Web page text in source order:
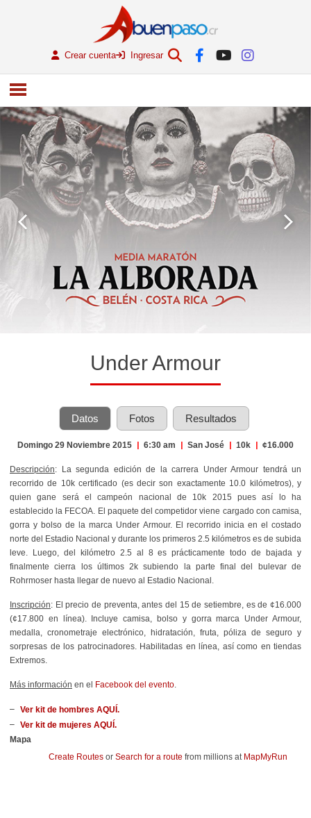
Crear cuenta Ingresar
Under Armour
Datos Fotos Resultados
Domingo 29 Noviembre 2015 | 6:30 am | San José | 10k | ¢16.000
Descripción: La segunda edición de la carrera Under Armour tendrá un
recorrido de 10k certificado (es decir son exactamente 10.0 kilómetros), y
quien gane será el campeón nacional de 10k 2015 pues así lo ha
establecido la FECOA. El paquete del competidor viene cargado con camisa,
gorra y bolso de la marca Under Armour. El recorrido inicia en el costado
norte del Estadio Nacional y durante los primeros 2.5 kilómetros es de subida
leve. Luego, del kilómetro 2.5 al 8 es prácticamente todo de bajada y
finalmente cierra los últimos 2k subiendo la parte final del bulevar de
Rohrmoser hasta llegar de nuevo al Estadio Nacional.
Inscripción: El precio de preventa, antes del 15 de setiembre, es de ¢16.000
(¢17.800 en línea). Incluye camisa, bolso y gorra marca Under Armour,
medalla, cronometraje electrónico, hidratación, fruta, póliza de seguro y
sorpresas de los patrocinadores. Habilitadas en línea, así como en tiendas
Extremos.
Más información en el Facebook del evento
Ver kit de hombres AQUÍ.
Ver kit de mujeres AQUÍ.
Mapa
Create Routes or Search for a route from millions at MapMyRun